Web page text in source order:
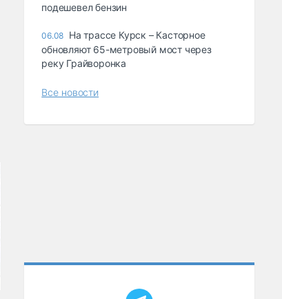
подешевел бензин
06.08 На трассе Курск – Касторное
обновляют 65-метровый мост через
реку Грайворонка
Все новости